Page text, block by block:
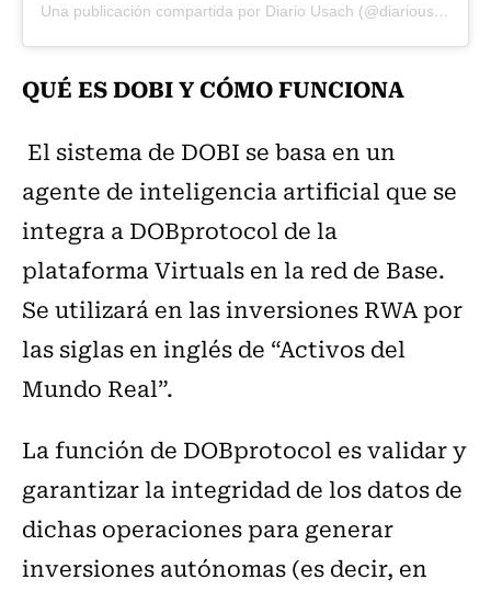
Una publicación compartida por Diario Usach (@diariousach)
QUÉ ES DOBI Y CÓMO FUNCIONA
El sistema de DOBI se basa en un
agente de inteligencia artificial que se
integra a DOBprotocol de la
plataforma Virtuals en la red de Base.
Se utilizará en las inversiones RWA por
las siglas en inglés de “Activos del
Mundo Real”.
La función de DOBprotocol es validar y
garantizar la integridad de los datos de
dichas operaciones para generar
inversiones autónomas (es decir, en